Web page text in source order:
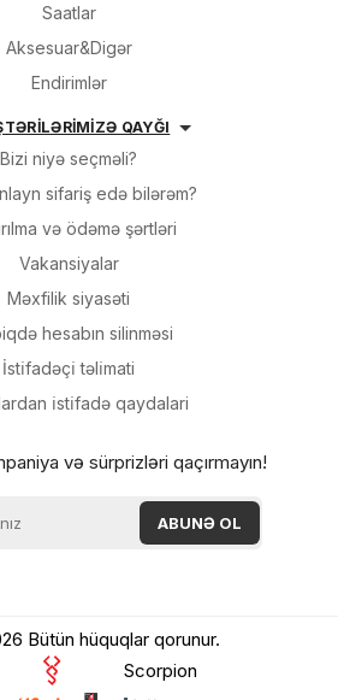
Saatlar
Aksesuar&Digər
Endirimlər
QAYĞI
Bizi niyə seçməli?
sifariş edə bilərəm?
və ödəmə şərtləri
Vakansiyalar
Məxfilik siyasəti
hesabın silinməsi
İsti̇fadəçi̇ təli̇mati
i̇sti̇fadə qaydalari
və sürprizləri qaçırmayın!
Bütün hüquqlar qorunur.
Scorpion